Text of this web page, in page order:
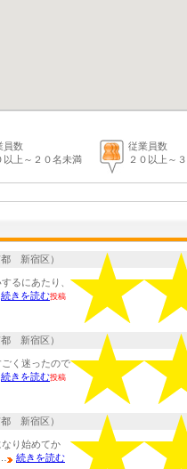
員数
以上～２０名未満
従業員数
２０以上～
都 新宿区）
るにあたり、
続きを読む投稿
都 新宿区）
く迷ったので
続きを読む投稿
都 新宿区）
り始めてか
続きを読む